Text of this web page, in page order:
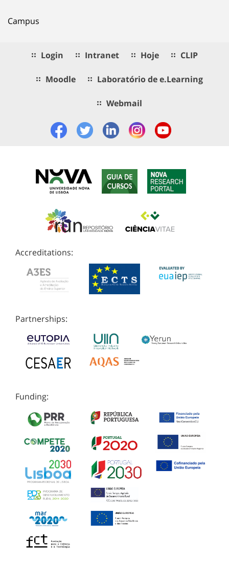
Campus
Login Intranet Hoje CLIP
Moodle Laboratório de e.Learning
Webmail
Accreditations:
Partnerships:
Funding: